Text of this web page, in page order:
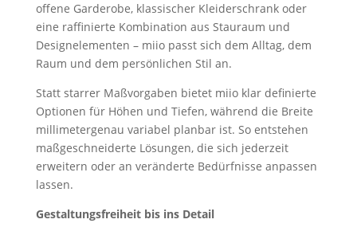
offene Garderobe, klassischer Kleiderschrank oder
eine raffinierte Kombination aus Stauraum und
Designelementen – miio passt sich dem Alltag, dem
Raum und dem persönlichen Stil an.
Statt starrer Maßvorgaben bietet miio klar definierte
Optionen für Höhen und Tiefen, während die Breite
millimetergenau variabel planbar ist. So entstehen
maßgeschneiderte Lösungen, die sich jederzeit
erweitern oder an veränderte Bedürfnisse anpassen
lassen.
Gestaltungsfreiheit bis ins Detail